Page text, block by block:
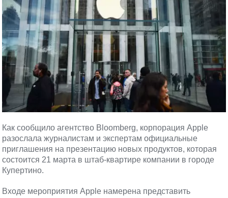
Как сообщило агентство Bloomberg, корпорация Apple
разослала журналистам и экспертам официальные
приглашения на презентацию новых продуктов, которая
состоится 21 марта в штаб-квартире компании в городе
Купертино.
Входе мероприятия Apple намерена представить